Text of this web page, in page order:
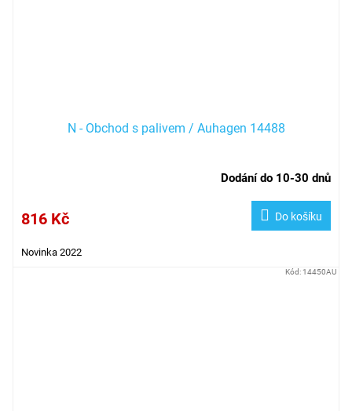
N - Obchod s palivem / Auhagen 14488
Dodání do 10-30 dnů
816 Kč Do košíku
Novinka 2022
Kód: 14450AU